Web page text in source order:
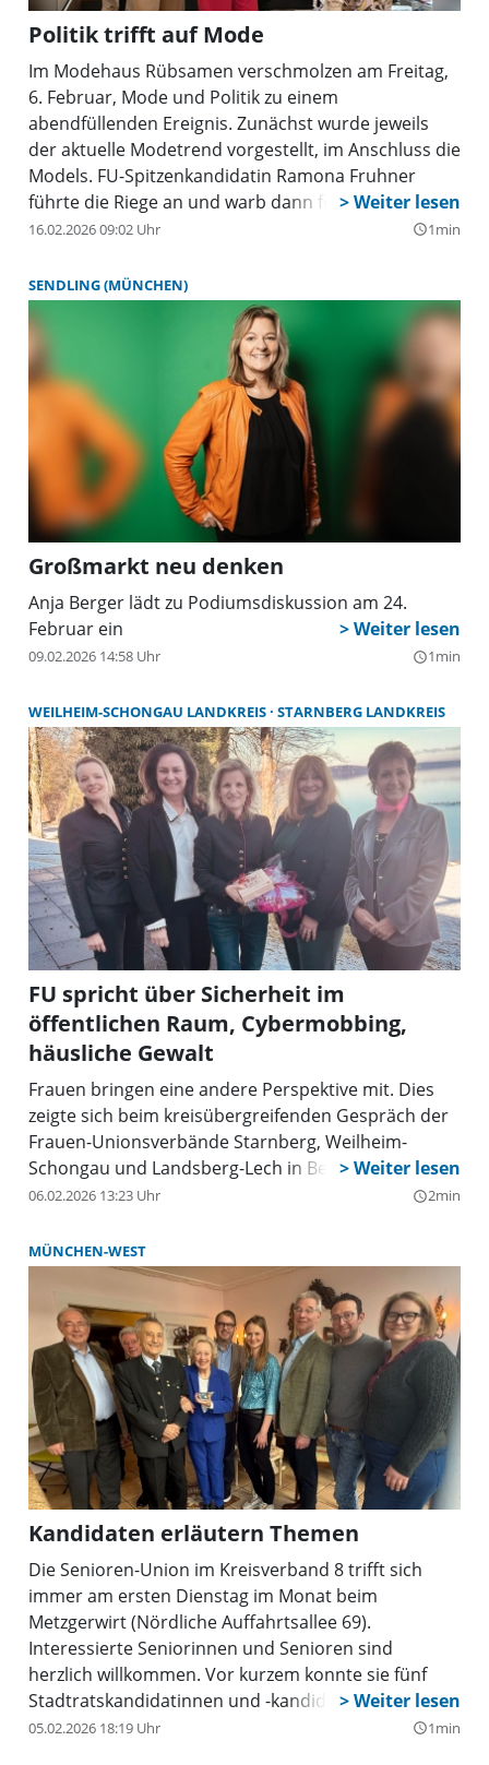
Politik trifft auf Mode
Im Modehaus Rübsamen verschmolzen am Freitag,
6. Februar, Mode und Politik zu einem
abendfüllenden Ereignis. Zunächst wurde jeweils
der aktuelle Modetrend vorgestellt, im Anschluss die
Models. FU-Spitzenkandidatin Ramona Fruhner
führte die Riege an und warb dann für die Stimmen
ihres bunt gemixten Teams. Bezirksrätin Stephanie
Bürgermeisterkandidatin Johanna Baumann,
Annemarie Wackerl, Yvonne Rambold, Corinna
Gattinger, Martina Thurow, Birgit Singer und
Martina Korb gaben persönliche Anekdoten preis
und erzählten, warum sie für den Kreistag
kandidieren. Auch Katja Graßl, Katrin Blank, Andrea
Hartl und Sandra Novszki nannten einige Themen,
welche sie im Dachauer Stadtrat einbringen
möchten.
16.02.2026 09:02 Uhr query_builder1min
SENDLING (MÜNCHEN)
Großmarkt neu denken
Anja Berger lädt zu Podiumsdiskussion am 24.
Februar ein
09.02.2026 14:58 Uhr query_builder1min
WEILHEIM-SCHONGAU LANDKREIS STARNBERG LANDKREIS
FU spricht über Sicherheit im
öffentlichen Raum, Cybermobbing,
häusliche Gewalt
Frauen bringen eine andere Perspektive mit. Dies
zeigte sich beim kreisübergreifenden Gespräch der
Frauen-Unionsverbände Starnberg, Weilheim-
Schongau und Landsberg-Lech in Bernried.
06.02.2026 13:23 Uhr query_builder2min
MÜNCHEN-WEST
Kandidaten erläutern Themen
Die Senioren-Union im Kreisverband 8 trifft sich
immer am ersten Dienstag im Monat beim
Metzgerwirt (Nördliche Auffahrtsallee 69).
Interessierte Seniorinnen und Senioren sind
herzlich willkommen. Vor kurzem konnte sie fünf
Stadtratskandidatinnen und -kandidaten der CSU
begrüßen: Leo Agerer, Christian Zöller, Antonia
05.02.2026 18:19 Uhr query_builder1min